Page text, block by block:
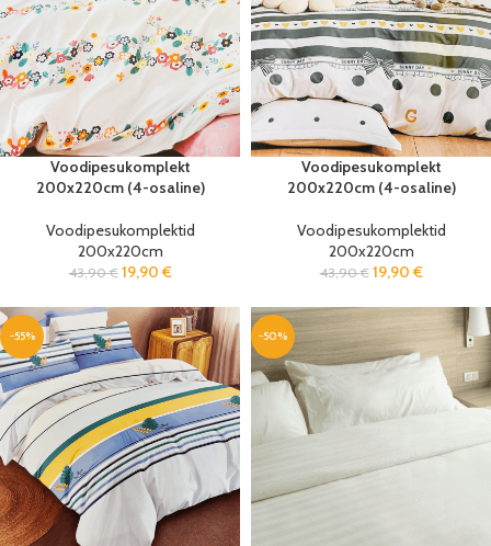
Voodipesukomplekt
200x220cm (4-osaline)
Voodipesukomplektid
200x220cm
43,90€ 19,90 €
Voodipesukomplekt
200x220cm (4-osaline)
Voodipesukomplektid
200x220cm
43,90€ 19,90 €
-55% -50%